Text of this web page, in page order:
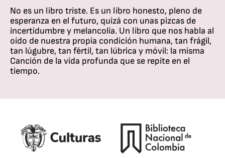
No es un libro triste. Es un libro honesto, pleno de
esperanza en el futuro, quizá con unas pizcas de
incertidumbre y melancolía. Un libro que nos habla al
oído de nuestra propia condición humana, tan frágil,
tan lúgubre, tan fértil, tan lúbrica y móvil: la misma
Canción de la vida profunda que se repite en el
tiempo.